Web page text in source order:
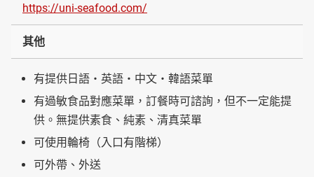
https://uni-seafood.com/
其他
有提供日語・英語・中文・韓語菜單
有過敏食品對應菜單，訂餐時可諮詢，但不一定能提
供。無提供素食、純素、清真菜單
可使用輪椅（入口有階梯）
可外帶、外送